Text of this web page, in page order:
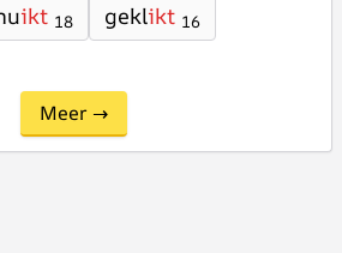
ikt 18 geklikt 16
Meer →